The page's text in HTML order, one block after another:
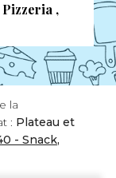
,
la
: Plateau et
- Snack,